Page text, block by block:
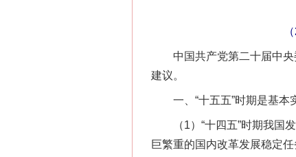
中国共产党第二十届中央
建议。
一、“十五五”时期是基本
（1）“十四五”时期我国发
巨繁重的国内改革发展稳定